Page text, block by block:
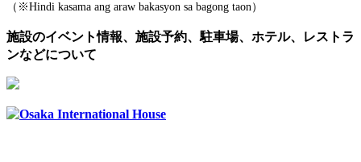
（※Hindi kasama ang araw bakasyon sa bagong taon）
施設のイベント情報、施設予約、駐車場、ホテル、レストラ
ンなどについて